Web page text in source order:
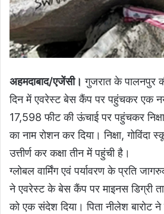
अहमदाबाद/एजेंसी। गुजरात के पालनपुर
दिन में एवरेस्ट बेस कैंप पर पहुंचकर एक नया
17,598 फीट की ऊंचाई पर पहुंचकर
का नाम रोशन कर दिया। निक्षा, गोविंदा
उत्तीर्ण कर कक्षा तीन में पहुंची है।
ग्लोबल वार्मिंग एवं पर्यावरण के प्रति
ने एवरेस्ट के बेस कैंप पर माइनस डिग्री
को एक संदेश दिया। पिता नीलेश बारोट ने